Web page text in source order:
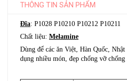
THÔNG TIN SẢN PHẨM
Đĩa: P1028 P10210 P10212 P10211
Chất liệu: Melamine
Dùng để các ăn Việt, Hàn Quốc,
dụng nhiều món, đẹp chống vỡ